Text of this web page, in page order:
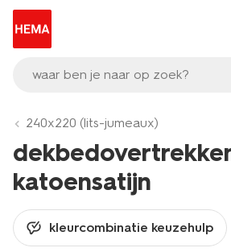
waar ben je naar op zoek?
240x220 (lits-jumeaux)
katoensatijn
kleurcombinatie keuzehulp